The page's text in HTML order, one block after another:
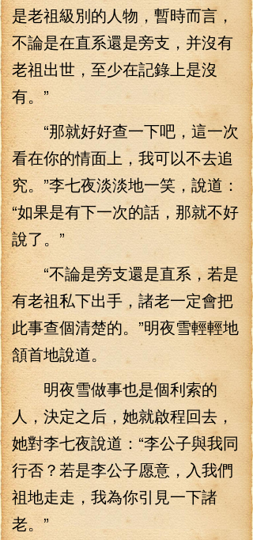
是老祖級別的人物，暫時而言，
不論是在直系還是旁支，并沒有
老祖出世，至少在記錄上是沒
有。”
“那就好好查一下吧，這一次
看在你的情面上，我可以不去追
究。”李七夜淡淡地一笑，說道：
“如果是有下一次的話，那就不好
說了。”
“不論是旁支還是直系，若是
有老祖私下出手，諸老一定會把
此事查個清楚的。”明夜雪輕輕地
頷首地說道。
明夜雪做事也是個利索的
人，決定之后，她就啟程回去，
她對李七夜說道：“李公子與我同
行否？若是李公子愿意，入我們
祖地走走，我為你引見一下諸
老。”